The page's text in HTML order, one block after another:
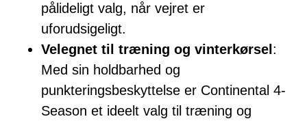
pålideligt valg, når vejret er
uforudsigeligt.
Velegnet til træning og vinterkørsel :
Med sin holdbarhed og
punkteringsbeskyttelse er Continental 4-
Season et ideelt valg til træning og